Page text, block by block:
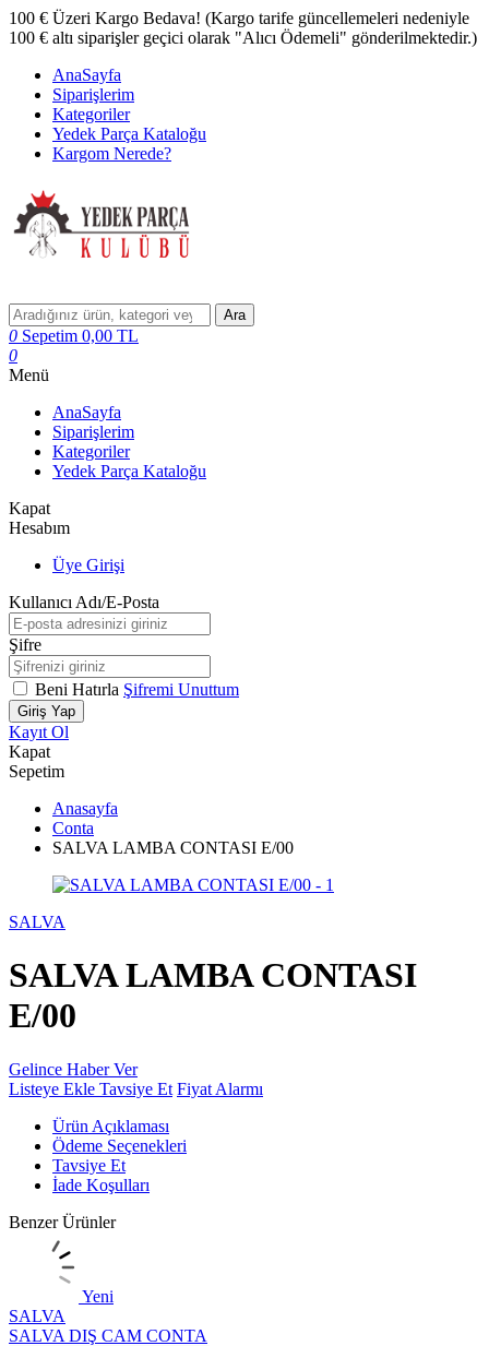
100 € Üzeri Kargo Bedava! (Kargo tarife güncellemeleri nedeniyle
100 € altı siparişler geçici olarak "Alıcı Ödemeli" gönderilmektedir.)
AnaSayfa
Siparişlerim
Kategoriler
Yedek Parça Kataloğu
Kargom Nerede?
Ara
0 Sepetim 0,00 TL
0
Menü
AnaSayfa
Siparişlerim
Kategoriler
Yedek Parça Kataloğu
Kapat
Hesabım
Üye Girişi
Kullanıcı Adı/E-Posta
Şifre
Beni Hatırla Şifremi Unuttum
Giriş Yap
Kayıt Ol
Kapat
Sepetim
Anasayfa
Conta
SALVA LAMBA CONTASI E/00
SALVA
SALVA LAMBA CONTASI
E/00
Gelince Haber Ver
Listeye Ekle Tavsiye Et Fiyat Alarmı
Ürün Açıklaması
Ödeme Seçenekleri
Tavsiye Et
İade Koşulları
Benzer Ürünler
Yeni
SALVA
SALVA DIŞ CAM CONTA